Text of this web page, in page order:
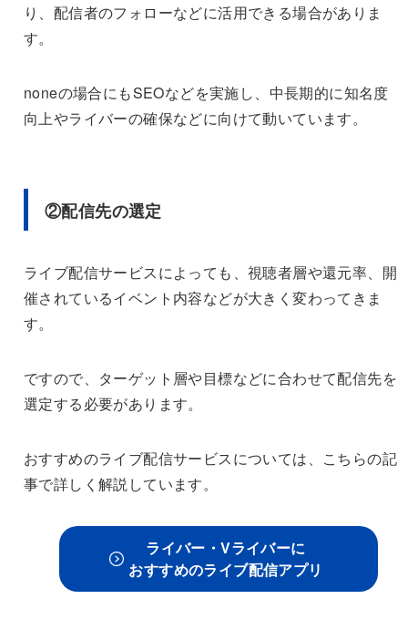
り、配信者のフォローなどに活用できる場合がありま
す。
noneの場合にもSEOなどを実施し、中長期的に知名度
向上やライバーの確保などに向けて動いています。
②配信先の選定
ライブ配信サービスによっても、視聴者層や還元率、開
催されているイベント内容などが大きく変わってきま
す。
ですので、ターゲット層や目標などに合わせて配信先を
選定する必要があります。
おすすめのライブ配信サービスについては、こちらの記
事で詳しく解説しています。
ライバー・Vライバーに
おすすめのライブ配信アプリ